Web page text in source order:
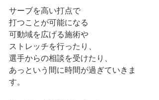
サーブを高い打点で
打つことが可能になる
可動域を広げる施術や
ストレッチを行ったり、
選手からの相談を受けたり、
あっという間に時間が過ぎていきま
す。